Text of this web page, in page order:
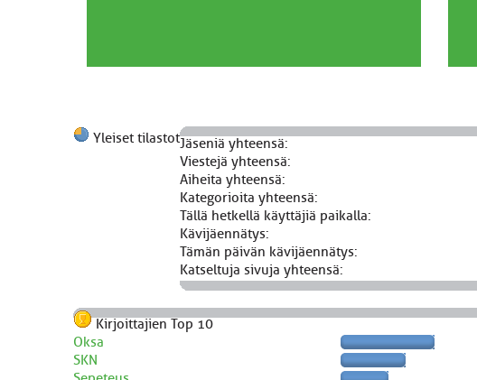
Yleiset tilastotJäseniä yhteensä:
Viestejä yhteensä:
Aiheita yhteensä:
Kategorioita yhteensä:
Tällä hetkellä käyttäjiä paikalla:
Kävijäennätys:
Tämän päivän kävijäennätys:
Katseltuja sivuja yhteensä:
Kirjoittajien Top 10
Oksa
SKN